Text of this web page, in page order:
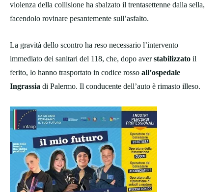
violenza della collisione ha sbalzato il trentasettenne dalla sella,
facendolo rovinare pesantemente sull’asfalto.
La gravità dello scontro ha reso necessario l’intervento
immediato dei sanitari del 118, che, dopo averstabilizzato il
ferito, lo hanno trasportato in codice rosso all’ospedale
Ingrassia di Palermo. Il conducente dell’auto è rimasto illeso.